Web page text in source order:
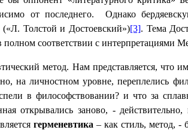
от последнего.
Однако
(«Л. Толстой и Достоевский»)[3]. Тема
соответствии с интерпретациями
метод. Нам представляется, что
на личностном уровне, переплелись
в философствовании? и что за
открывались заново, -
герменевтика – как стиль, метод, -